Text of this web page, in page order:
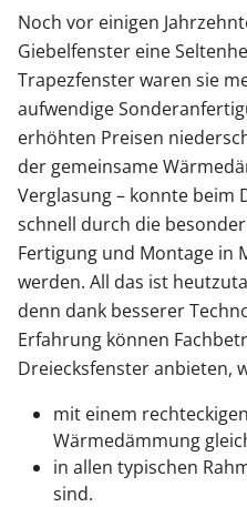
Carports
Anmelden /
Kontakt / Hilfe
Noch vor einigen
Giebelfenster eine
Trapezfenster waren sie
aufwendige
erhöhten Preisen
der gemeinsame
Verglasung – konnte beim
schnell durch die
Fertigung und Montage in
werden. All das ist
denn dank besserer
Erfahrung können
Dreiecksfenster anbieten,
mit einem
Wärmedämmung
in allen typischen
sind.